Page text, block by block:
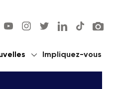
Impliquez-vous